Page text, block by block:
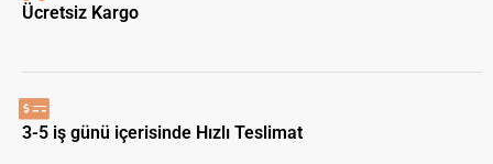
Ücretsiz Kargo
3-5 iş günü içerisinde Hızlı Teslimat